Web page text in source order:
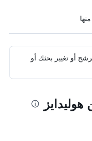
أو تغيير بحثك أو